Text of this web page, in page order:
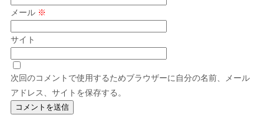
メール ※
サイト
次回のコメントで使用するためブラウザーに自分の名前、メール
アドレス、サイトを保存する。